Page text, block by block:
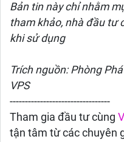
Bản tin này chỉ nhằm
tham khảo, nhà đầu tư
khi sử dụng
Trích nguồn: Phòng
VPS
---------------------------------
Tham gia đầu tư cùng
tận tâm từ các chuyên